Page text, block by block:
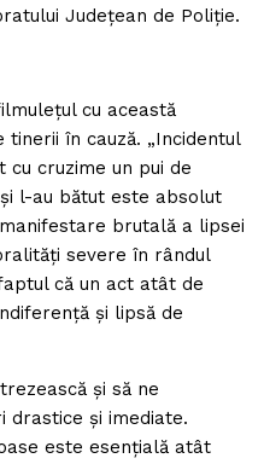
Judeţean de Poliţie.
cu această
în cauză. „Incidentul
cu cruzime un pui de
l-au bătut este absolut
brutală a lipsei
severe în rândul
că un act atât de
şi lipsă de
şi să ne
drastice şi imediate.
este esenţială atât